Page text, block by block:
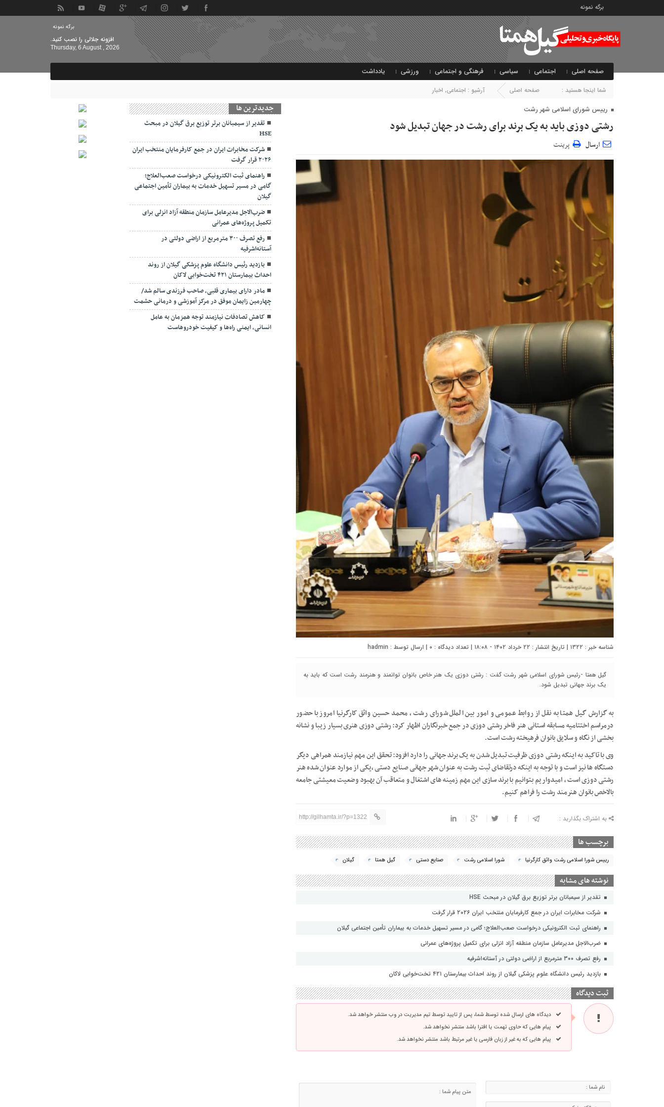
برگه نمونه
برگه نمونه
افزونه جلالی را نصب کنید.
Thursday, 6 August , 2026
صفحه اصلی اجتماعی سیاسی فرهنگی و اجتماعی ورزشی یادداشت
شما اینجا هستید : صفحه اصلی آرشیو : اجتماعی, اخبار
رییس شورای اسلامی شهر رشت
رشتی دوزی باید به یک برند برای رشت در جهان تبدیل شود
ارسال پرینت
شناسه خبر : ۱۳۲۲ | تاریخ انتشار : ۲۲ خرداد ۱۴۰۲ - ۱۸:۰۸ | تعداد دیدگاه : ۰ | ارسال توسط : hadmin
گیل همتا -رئیس شورای اسلامي شهر رشت گفت : رشتی دوزی یک هنر خاص بانوان توانمند و هنرمند رشت است که باید به
یک برند جهانی تبدیل شود.
به گزارش گیل همتا به نقل از روابط عمومی و امور بین الملل شورای رشت ، محمد حسین واثق کارگرنیا امروز با حضور
درمراسم اختتامیه مسابقه استانی هنر فاخر رشتی دوزی در جمع خبرنگاران اظهار کرد: رشتی دوزی هنری بسیار زیبا و نشانه
بخشی از نگاه و سلایق بانوان فرهیخته رشت است.
وی با تاکید به اینکه رشتی دوزی ظرفیت تبدیل شدن به یک برند جهانی را دارد افزود: تحقق این مهم نیازمند همراهی دیگر
دستگاه ها نیز است و با توجه به اینکه درتقاضای ثبت رشت به عنوان شهر جهانی صنایع دستی ،یکی از موارد عنوان شده هنر
رشتی دوزی است ، امیدواریم بتوانیم با برند سازی این مهم زمینه های اشتغال و متعاقب آن بهبود وضعیت معیشتی جامعه
بالاخص بانوان هنرمند رشت را فراهم کنیم.
به اشتراک بگذارید : http://gilhamta.ir/?p=1322
برچسب ها
رییس شورا اسلامی رشت واثق کارگرنیا شورا اسلامی رشت صنایع دستی گیل همتا گیلان
نوشته های مشابه
تقدیر از سیمبانان برتر توزیع برق گیلان در مبحث HSE
شرکت مخابرات ایران در جمع کارفرمایان منتخب ایران ۲۰۲۶ قرار گرفت
راهنمای ثبت الکترونیکی درخواست صعب‌العلاج؛ گامی در مسیر تسهیل خدمات به بیماران تأمین اجتماعی گیلان
ضرب‌الاجل مدیرعامل سازمان منطقه آزاد انزلی برای تکمیل پروژه‌های عمرانی
رفع تصرف ۳۰۰ مترمربع از اراضی دولتی در آستانه‌اشرفیه
بازدید رئیس دانشگاه علوم پزشکی گیلان از روند احداث بیمارستان ۴۲۱ تخت‌خوابی لاکان
ثبت دیدگاه
دیدگاه های ارسال شده توسط شما، پس از تایید توسط تیم مدیریت در وب منتشر خواهد شد.
پیام هایی که حاوی تهمت یا افترا باشد منتشر نخواهد شد.
پیام هایی که به غیر از زبان فارسی یا غیر مرتبط باشد منتشر نخواهد شد.
جديدترين ها
تقدیر از سیمبانان برتر توزیع برق گیلان در مبحث
HSE
شرکت مخابرات ایران در جمع کارفرمایان منتخب ایران
۲۰۲۶ قرار گرفت
راهنمای ثبت الکترونیکی درخواست صعب‌العلاج؛
گامی در مسیر تسهیل خدمات به بیماران تأمین اجتماعی
گیلان
ضرب‌الاجل مدیرعامل سازمان منطقه آزاد انزلی برای
تکمیل پروژه‌های عمرانی
رفع تصرف ۳۰۰ مترمربع از اراضی دولتی در
آستانه‌اشرفیه
بازدید رئیس دانشگاه علوم پزشکی گیلان از روند
احداث بیمارستان ۴۲۱ تخت‌خوابی لاکان
مادر دارای بیماری قلبی، صاحب فرزندی سالم شد/
چهارمین زایمان موفق در مرکز آموزشی و درمانی حشمت
کاهش تصادفات نیازمند توجه همزمان به عامل
انسانی، ایمنی راه‌ها و کیفیت خودروهاست